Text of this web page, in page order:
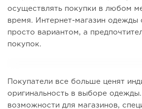
осуществлять покупки в любом
время. Интернет-магазин одежды
просто вариантом, а
покупок.
Покупатели все больше ценят
оригинальность в выборе
возможности для магазинов,